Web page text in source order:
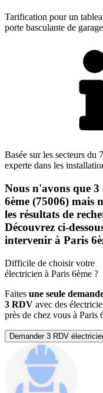
Tarification pour un
porte basculante de
Basée sur les secteurs du
experte dans les
Nous n'avons que
6ème (75006) mais
les résultats de
Découvrez ci-
intervenir à Paris
Difficile de choisir votre
électricien à Paris 6ème ?
Faites une seule
3 RDV avec des
près de chez vous à Paris
Demander 3 RDV